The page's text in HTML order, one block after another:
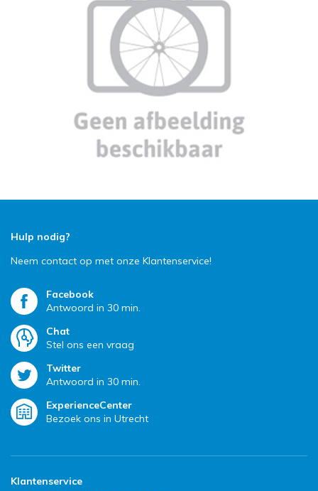
Hulp nodig?
Neem contact op met onze Klantenservice!
Facebook
Antwoord in 30 min.
Chat
Stel ons een vraag
Twitter
Antwoord in 30 min.
ExperienceCenter
Bezoek ons in Utrecht
Klantenservice